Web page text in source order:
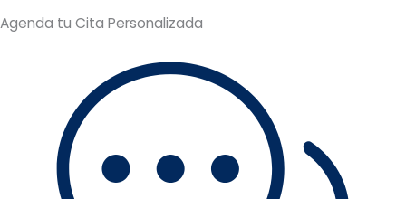
Agenda tu Cita Personalizada